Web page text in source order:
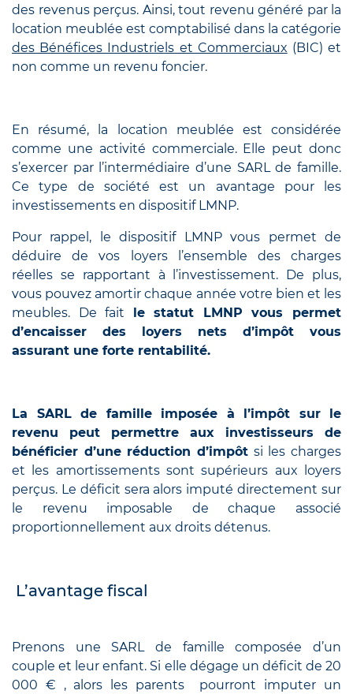
des revenus perçus. Ainsi, tout revenu généré par la
location meublée est comptabilisé dans la catégorie
des Bénéfices Industriels et Commerciaux (BIC) et
non comme un revenu foncier.
En résumé, la location meublée est considérée
comme une activité commerciale. Elle peut donc
s’exercer par l’intermédiaire d’une SARL de famille.
Ce type de société est un avantage pour les
investissements en dispositif LMNP.
Pour rappel, le dispositif LMNP vous permet de
déduire de vos loyers l’ensemble des charges
réelles se rapportant à l’investissement. De plus,
vous pouvez amortir chaque année votre bien et les
meubles. De fait le statut LMNP vous permet
d’encaisser des loyers nets d’impôt vous
assurant une forte rentabilité.
La SARL de famille imposée à l’impôt sur le
revenu peut permettre aux investisseurs de
bénéficier d’une réduction d’impôt si les charges
et les amortissements sont supérieurs aux loyers
perçus. Le déficit sera alors imputé directement sur
le revenu imposable de chaque associé
proportionnellement aux droits détenus.
L’avantage fiscal
Prenons une SARL de famille composée d’un
couple et leur enfant. Si elle dégage un déficit de 20
000 € , alors les parents pourront imputer un